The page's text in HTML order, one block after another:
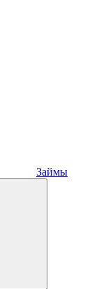
Займы